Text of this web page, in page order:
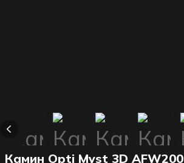
Камин Opti Myst 3D AFW200